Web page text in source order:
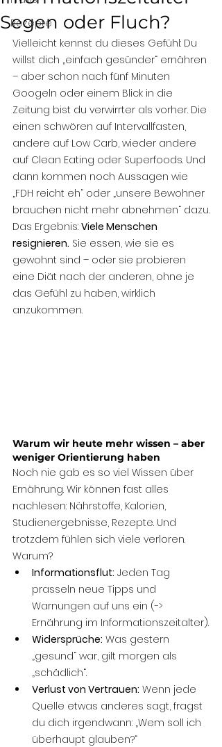
Rezepte
Segen oder Fluch?
Vielleicht kennst du dieses Gefühl: Du
willst dich „einfach gesünder“ ernähren
– aber schon nach fünf Minuten
Googeln oder einem Blick in die
Zeitung bist du verwirrter als vorher. Die
einen schwören auf Intervallfasten,
andere auf Low Carb, wieder andere
auf Clean Eating oder Superfoods. Und
dann kommen noch Aussagen wie
„FDH reicht eh“ oder „unsere Bewohner
brauchen nicht mehr abnehmen“ dazu.
Das Ergebnis: Viele Menschen
resignieren. Sie essen, wie sie es
gewohnt sind – oder sie probieren
eine Diät nach der anderen, ohne je
das Gefühl zu haben, wirklich
anzukommen.
Warum wir heute mehr wissen – aber
weniger Orientierung haben
Noch nie gab es so viel Wissen über
Ernährung. Wir können fast alles
nachlesen: Nährstoffe, Kalorien,
Studienergebnisse, Rezepte. Und
trotzdem fühlen sich viele verloren.
Warum?
Informationsflut: Jeden Tag
prasseln neue Tipps und
Warnungen auf uns ein (->
Ernährung im Informationszeitalter).
Widersprüche: Was gestern
„gesund“ war, gilt morgen als
„schädlich“.
Verlust von Vertrauen: Wenn jede
Quelle etwas anderes sagt, fragst
du dich irgendwann: „Wem soll ich
überhaupt glauben?“